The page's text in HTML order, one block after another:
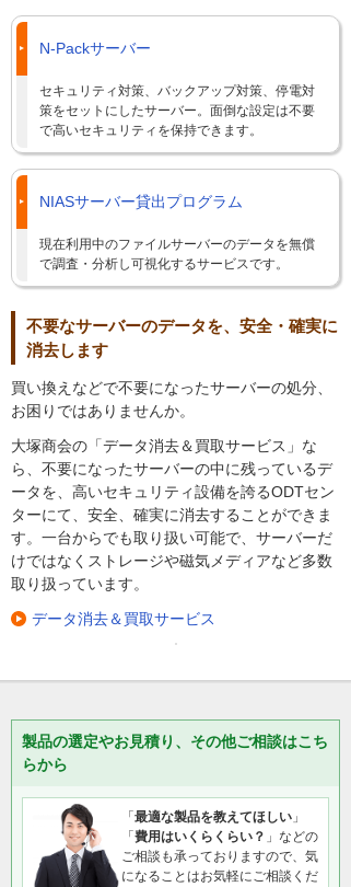
N-Packサーバー
セキュリティ対策、バックアップ対策、停電対
策をセットにしたサーバー。面倒な設定は不要
で高いセキュリティを保持できます。
NIASサーバー貸出プログラム
現在利用中のファイルサーバーのデータを無償
で調査・分析し可視化するサービスです。
不要なサーバーのデータを、安全・確実に
消去します
買い換えなどで不要になったサーバーの処分、
お困りではありませんか。
大塚商会の「データ消去＆買取サービス」な
ら、不要になったサーバーの中に残っているデ
ータを、高いセキュリティ設備を誇るODTセン
ターにて、安全、確実に消去することができま
す。一台からでも取り扱い可能で、サーバーだ
けではなくストレージや磁気メディアなど多数
取り扱っています。
データ消去＆買取サービス
製品の選定やお見積り、その他ご相談はこち
らから
「 最適な製品を教えてほしい 」
「 費用はいくらくらい？ 」などの
ご相談も承っておりますので、気
になることはお気軽にご相談くだ